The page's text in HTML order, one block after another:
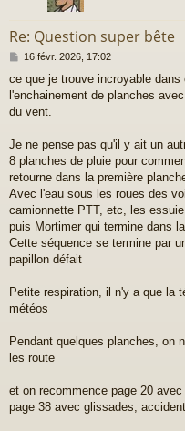
Re: Question super bête
M
s
s
a
16 févr. 2026, 17:02
ce que je trouve incroyable
l'enchainement de planches
du vent.
Je ne pense pas qu'il y ait un
8 planches de pluie pour
retourne dans la première
Avec l'eau sous les roues des
camionnette PTT, etc, les
puis Mortimer qui termine dans
Cette séquence se termine par
papillon défait
Petite respiration, il n'y a que la
météos
Pendant quelques planches, on
les route
et on recommence page 20
page 38 avec glissades,